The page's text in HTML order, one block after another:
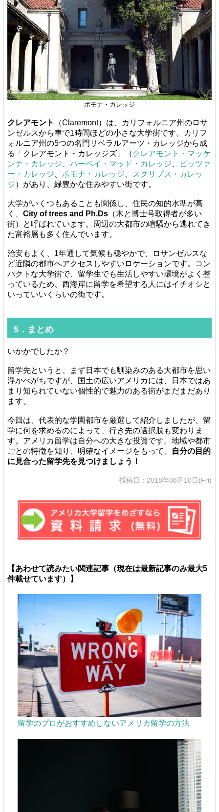
ポモナ・カレッジ
クレアモント
（Claremont）は、カリフォルニア州のロサ
ンゼルスから車で1時間ほどの小さな大学街です。カリフ
ォルニア州の5つの名門リベラルアーツ・カレッジから成
る「クレアモント・カレッジズ」（ クレアモント・マッケ
ンナ・カレッジ
ハーベイ・マッド・カレッジ
ピッツァ
ー・カレッジ
ポモナ・カレッジ
スクリプス・カレッ
ジ）があり、緑豊かな住みやすい街です。
大学がいくつもあることも関係し、住民の知的水準が高
く、 City of trees and Ph.Ds （木と博士号取得者が多い
街）と呼ばれています。周辺の大都市の喧騒から逃れてき
た富裕層も多く住んでいます。
治安もよく、1年通して気候も穏やかで、ロサンゼルスな
ど近隣の都市へアクセスしやすいロケーションです。コン
パクトな大学街で、留学生でも生活しやすい環境がよく整
っているため、西海岸に留学を希望する人にはイチオシと
いっていいくらいの街です。
5．まとめ
いかかでしたか？
留学先というと、まず日本でも馴染みのある大都市を思い
浮かべがちですが、国土の広いアメリカには、日本ではあ
まり知られていない個性的で魅力のある街がまだまだあり
ます。
今回は、代表的な学園都市を厳選して紹介しましたが、留
学に何を求めるのによって、行き先の選択肢も変わりま
す。アメリカ留学は自分への大きな投資です。地域や都市
ごとの特徴を知り、明確なイメージをもって、
自分の目的
に見合った留学先を見つけましょう！
投稿日：2018年08月10日(Fri)
【あわせて読みたい関連記事（現在は最新記事のみ最大5
件載せています）】
留学のプロがおすすめしないアメリカ留学の方法